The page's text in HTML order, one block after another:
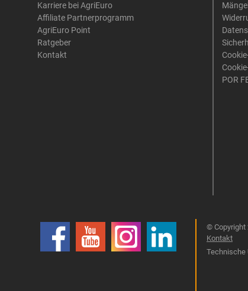
Karriere bei AgriEuro
Affiliate Partnerprogramm
AgriEuro Point
Ratgeber
Kontakt
POR
© Copyright
Kontakt
Technische